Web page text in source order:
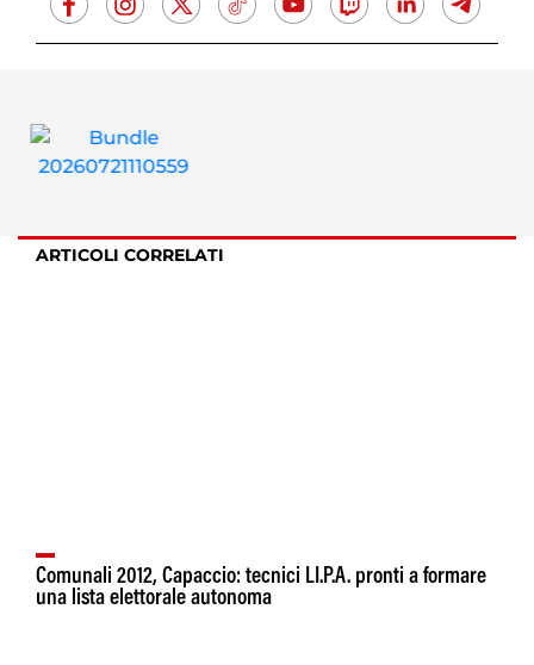
ARTICOLI CORRELATI
Comunali 2012, Capaccio: tecnici LI.P.A. pronti a formare
una lista elettorale autonoma